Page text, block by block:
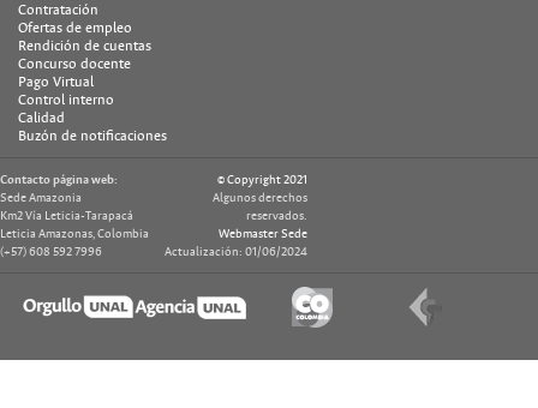
Contratación
Ofertas de empleo
Rendición de cuentas
Concurso docente
Pago Virtual
Control interno
Calidad
Buzón de notificaciones
Contacto página web:
Sede Amazonia
Km2 Vía Leticia-Tarapacá
Leticia Amazonas, Colombia
(+57) 608 592 7996
© Copyright 2021
Algunos derechos
reservados.
Webmaster Sede
Actualización: 01/06/2024